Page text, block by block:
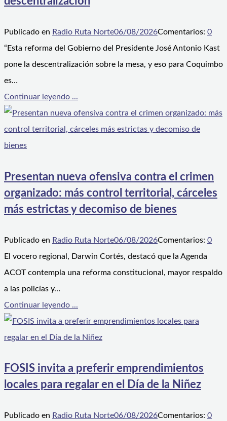
Publicado en Radio Ruta Norte06/08/2026Comentarios: 0
“Esta reforma del Gobierno del Presidente José Antonio Kast
pone la descentralización sobre la mesa, y eso para Coquimbo
es…
Continuar leyendo ...
Presentan nueva ofensiva contra el crimen
organizado: más control territorial, cárceles
más estrictas y decomiso de bienes
Publicado en Radio Ruta Norte06/08/2026Comentarios: 0
El vocero regional, Darwin Cortés, destacó que la Agenda
ACOT contempla una reforma constitucional, mayor respaldo
a las policías y…
Continuar leyendo ...
FOSIS invita a preferir emprendimientos
locales para regalar en el Día de la Niñez
Publicado en Radio Ruta Norte06/08/2026Comentarios: 0